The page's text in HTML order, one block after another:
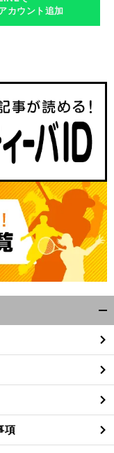
前
へ
カウント追加
閉
る
項